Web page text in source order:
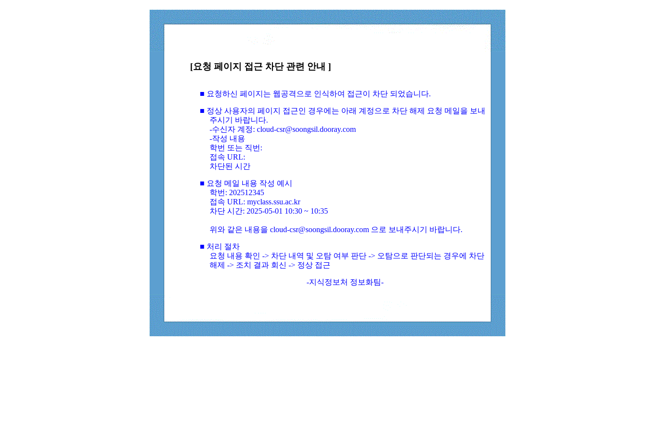
[요청 페이지 접근 차단 관련 안내 ]
■ 요청하신 페이지는 웹공격으로 인식하여 접근이 차단 되었습니다.
■ 정상 사용자의 페이지 접근인 경우에는 아래 계정으로 차단 해제 요청 메일을 보내
주시기 바랍니다.
-수신자 계정: cloud-csr@soongsil.dooray.com
-작성 내용
학번 또는 직번:
접속 URL:
차단된 시간
■ 요청 메일 내용 작성 예시
학번: 202512345
접속 URL: myclass.ssu.ac.kr
차단 시간: 2025-05-01 10:30 ~ 10:35
위와 같은 내용을 cloud-csr@soongsil.dooray.com 으로 보내주시기 바랍니다.
■ 처리 절차
요청 내용 확인 -> 차단 내역 및 오탐 여부 판단 -> 오탐으로 판단되는 경우에 차단
해제 -> 조치 결과 회신 -> 정상 접근
-지식정보처 정보화팀-